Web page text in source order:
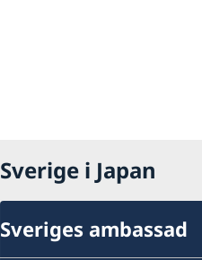
Sverige i Japan
Sveriges ambassad